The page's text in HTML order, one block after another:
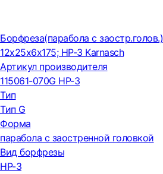
Борфреза(парабола с заостр.голов.)
12x25x6x175; HP-3 Karnasch
Артикул производителя
115061-070G HP-3
Тип
Тип G
Форма
парабола с заостренной головкой
Вид борфрезы
HP-3